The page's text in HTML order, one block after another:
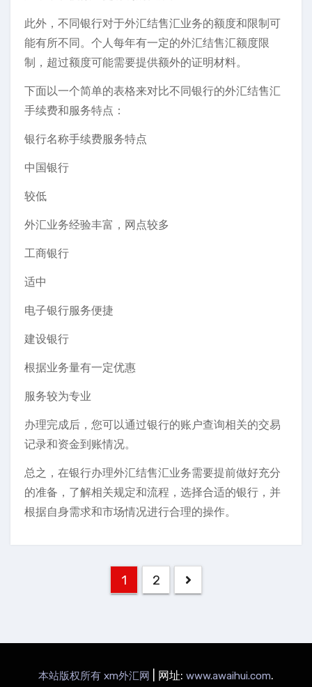
此外，不同银行对于外汇结售汇业务的额度和限制可
能有所不同。个人每年有一定的外汇结售汇额度限
制，超过额度可能需要提供额外的证明材料。
下面以一个简单的表格来对比不同银行的外汇结售汇
手续费和服务特点：
银行名称手续费服务特点
中国银行
较低
外汇业务经验丰富，网点较多
工商银行
适中
电子银行服务便捷
建设银行
根据业务量有一定优惠
服务较为专业
办理完成后，您可以通过银行的账户查询相关的交易
记录和资金到账情况。
总之，在银行办理外汇结售汇业务需要提前做好充分
的准备，了解相关规定和流程，选择合适的银行，并
根据自身需求和市场情况进行合理的操作。
文
章
页
1 2
本站版权所有 xm外汇网 网址: www.awaihui.com.